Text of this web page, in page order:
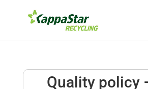
Quality policy